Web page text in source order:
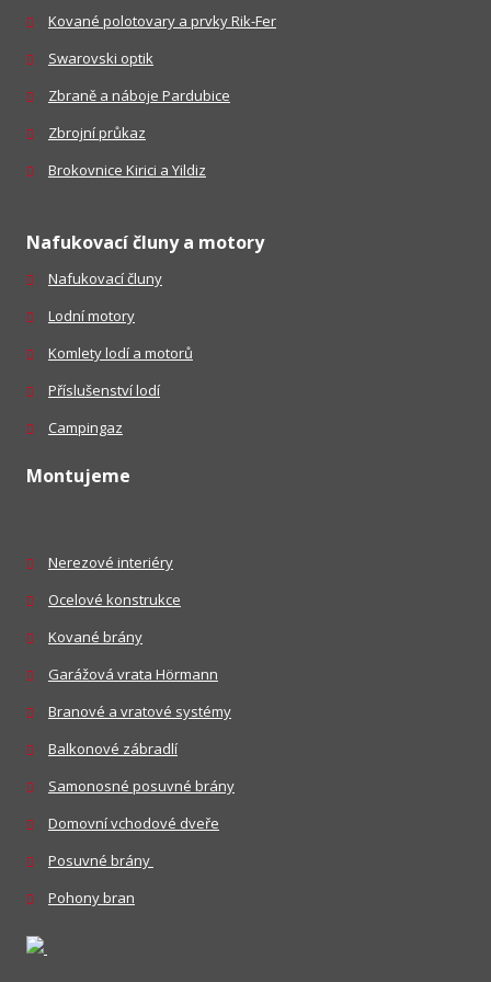
Kované polotovary a prvky Rik-Fer
Swarovski optik
Zbraně a náboje Pardubice
Zbrojní průkaz
Brokovnice Kirici a Yildiz
Nafukovací čluny a motory
Nafukovací čluny
Lodní motory
Komlety lodí a motorů
Příslušenství lodí
Campingaz
Montujeme
Nerezové interiéry
Ocelové konstrukce
Kované brány
Garážová vrata Hörmann
Branové a vratové systémy
Balkonové zábradlí
Samonosné posuvné brány
Domovní vchodové dveře
Posuvné brány
Pohony bran